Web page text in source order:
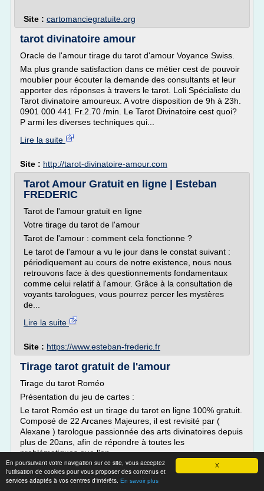
X
En poursuivant votre navigation sur ce site, vous acceptez
l'utilisation de cookies pour vous proposer des contenus et
services adaptés à vos centres d'intérêts. En savoir plus
Site : cartomanciegratuite.org
tarot divinatoire amour
Oracle de l'amour tirage du tarot d'amour Voyance Swiss.
Ma plus grande satisfaction dans ce métier cest de pouvoir
moublier pour écouter la demande des consultants et leur
apporter des réponses à travers le tarot. Loli Spécialiste du
Tarot divinatoire amoureux. A votre disposition de 9h à 23h.
0901 000 441 Fr.2.70 /min. Le Tarot Divinatoire cest quoi?
P armi les diverses techniques qui...
Lire la suite
Site : http://tarot-divinatoire-amour.com
Tarot Amour Gratuit en ligne | Esteban
FREDERIC
Tarot de l'amour gratuit en ligne
Votre tirage du tarot de l'amour
Tarot de l'amour : comment cela fonctionne ?
Le tarot de l'amour a vu le jour dans le constat suivant :
périodiquement au cours de notre existence, nous nous
retrouvons face à des questionnements fondamentaux
comme celui relatif à l'amour. Grâce à la consultation de
voyants tarologues, vous pourrez percer les mystères
de...
Lire la suite
Site : https://www.esteban-frederic.fr
Tirage tarot gratuit de l'amour
Tirage du tarot Roméo
Présentation du jeu de cartes :
Le tarot Roméo est un tirage du tarot en ligne 100% gratuit.
Composé de 22 Arcanes Majeures, il est revisité par (
Alexane ) tarologue passionnée des arts divinatoires depuis
plus de 20ans, afin de répondre à toutes les
problématiques que l'on...
Lire la suite